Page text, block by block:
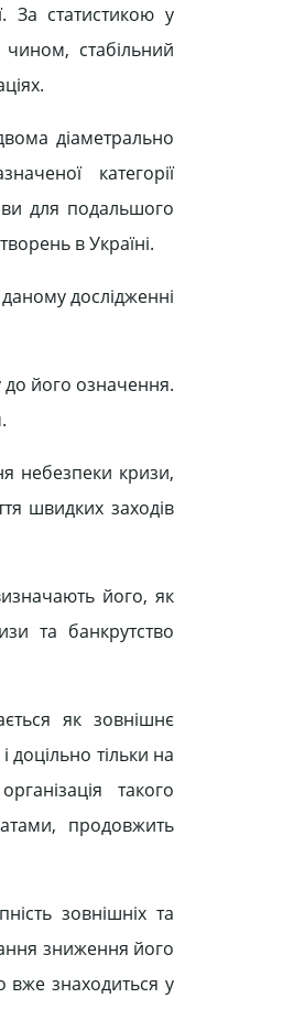
За статистикою у
стабільний
діаметрально
категорії
для подальшого
в Україні.
дослідженні
до його означення.
небезпеки кризи,
швидких заходів
його, як
та банкрутство
як зовнішнє
тільки на
такого
продовжить
зовнішніх та
зниження його
вже знаходиться у